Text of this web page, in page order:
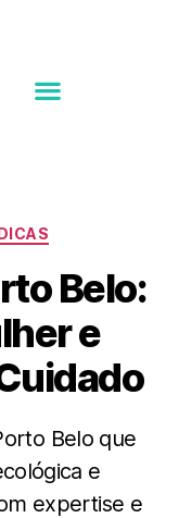
Belo:
e
Belo que
e
expertise e